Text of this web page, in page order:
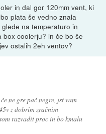
in dal gor 120mm vent, ki
plata še vedno znala
na temperaturo in
coolerju? in če bo še
ostalih 2eh ventov?
ne gre pač negre, jst vam
z dobrim zračnim
razvadit proc in bo kmalu